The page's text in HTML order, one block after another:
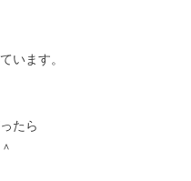
います。
たら